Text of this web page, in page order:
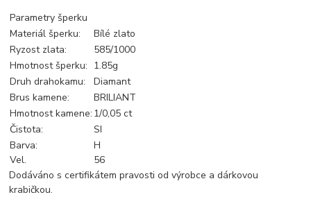
Parametry šperku
Materiál šperku:
Bílé zlato
Ryzost zlata:
585/1000
Hmotnost šperku: 1.85g
Druh drahokamu:
Diamant
Brus kamene:
BRILIANT
Hmotnost kamene: 1/0,05 ct
Čistota:
SI
Barva:
Vel.
H
56
Dodáváno s certifikátem pravosti od výrobce a dárkovou
krabičkou.